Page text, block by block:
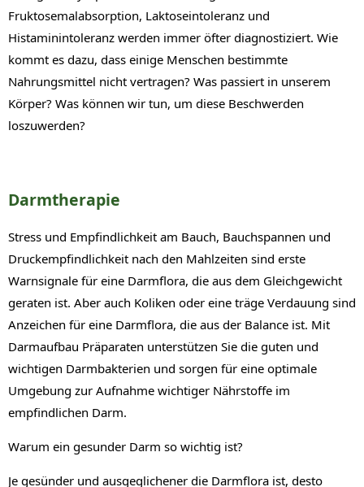
Fruktosemalabsorption, Laktoseintoleranz und
Histaminintoleranz werden immer öfter diagnostiziert. Wie
kommt es dazu, dass einige Menschen bestimmte
Nahrungsmittel nicht vertragen? Was passiert in unserem
Körper? Was können wir tun, um diese Beschwerden
loszuwerden?
Darmtherapie
Stress und Empfindlichkeit am Bauch, Bauchspannen und
Druckempfindlichkeit nach den Mahlzeiten sind erste
Warnsignale für eine Darmflora, die aus dem Gleichgewicht
geraten ist. Aber auch Koliken oder eine träge Verdauung sind
Anzeichen für eine Darmflora, die aus der Balance ist. Mit
Darmaufbau Präparaten unterstützen Sie die guten und
wichtigen Darmbakterien und sorgen für eine optimale
Umgebung zur Aufnahme wichtiger Nährstoffe im
empfindlichen Darm.
Warum ein gesunder Darm so wichtig ist?
Je gesünder und ausgeglichener die Darmflora ist, desto